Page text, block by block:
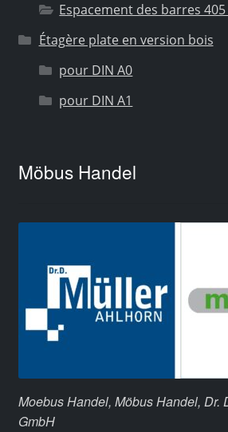
Espacement des barres
Étagère plate en version bois
pour DIN A0
pour DIN A1
Möbus Handel
Moebus Handel, Möbus Handel, Dr.
GmbH